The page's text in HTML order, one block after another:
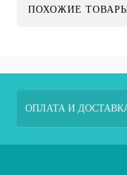
ПОХОЖИЕ
ОПЛАТА И